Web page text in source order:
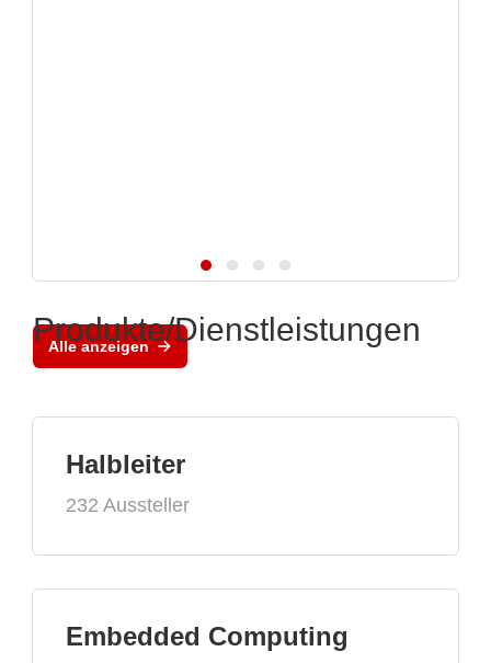
Alle anzeigen
Produkte/Dienstleistungen
Halbleiter
232 Aussteller
Embedded Computing